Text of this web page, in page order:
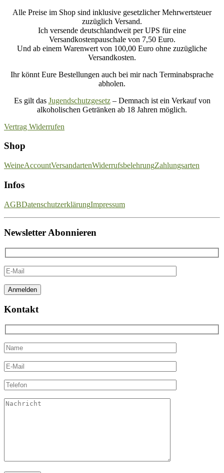
Alle Preise im Shop sind inklusive gesetzlicher Mehrwertsteuer
zuzüglich Versand.
Ich versende deutschlandweit per UPS für eine
Versandkostenpauschale von 7,50 Euro.
Und ab einem Warenwert von 100,00 Euro ohne zuzügliche
Versandkosten.
Ihr könnt Eure Bestellungen auch bei mir nach Terminabsprache
abholen.
Es gilt das Jugendschutzgesetz– Demnach ist ein Verkauf von
alkoholischen Getränken ab 18 Jahren möglich.
Vertrag Widerrufen
Shop
WeineAccountVersandartenWiderrufsbelehrungZahlungsarten
Infos
AGBDatenschutzerklärungImpressum
Newsletter Abonnieren
Kontakt